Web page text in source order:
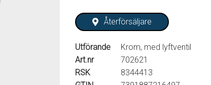
Återförsäljare
Utförande
Krom, med lyftventil
Art.nr
702621
RSK
8344413